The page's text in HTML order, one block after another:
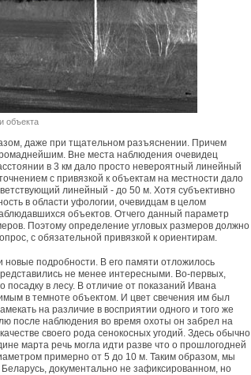
объекта
даже при тщательном разъяснении. Причем
Вне места наблюдения очевидец
в 3 км дало просто невероятный линейный
с привязкой к объектам на местности дало
линейный - до 50 м. Хотя субъективно
в области уфологии, очевидцам в целом
объектов. Отчего данный параметр
Поэтому определение угловых размеров должно
с обязательной привязкой к ориентирам.
подробности. В его памяти отложилось
не менее интересными. Во-первых,
в лесу. В отличие от показаний Ивана
в темноте объектом. И цвет свечения им был
на различие в восприятии одного и того же
после наблюдения во время охоты он забрел на
своего рода сенокосных угодий. Здесь обычно
марта речь могла идти разве что о прошлогодней
примерно от 5 до 10 м. Таким образом, мы
документально не зафиксированном, но